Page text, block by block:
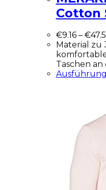
Cotton
€9.16– €
Material zu
Taschen